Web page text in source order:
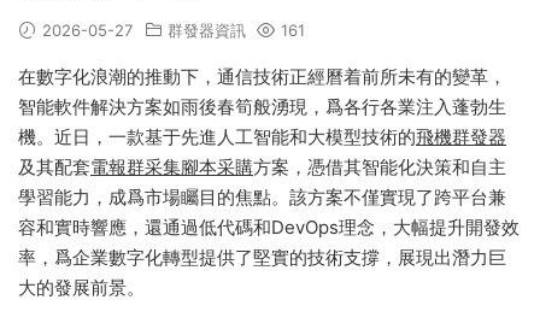
2026-05-27 群發器資訊 161
在數字化浪潮的推動下，通信技術正經曆着前所未有的變革，
智能軟件解決方案如雨後春筍般湧現，爲各行各業注入蓬勃生
機。近日，一款基于先進人工智能和大模型技術的飛機群發器
及其配套電報群采集腳本采購方案，憑借其智能化決策和自主
學習能力，成爲市場矚目的焦點。該方案不僅實現了跨平台兼
容和實時響應，還通過低代碼和DevOps理念，大幅提升開發效
率，爲企業數字化轉型提供了堅實的技術支撐，展現出潛力巨
大的發展前景。